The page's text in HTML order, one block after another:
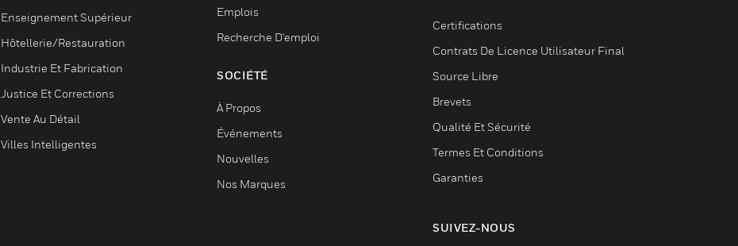
Enseignement Supérieur
Hôtellerie/Restauration
Industrie Et Fabrication
Justice Et Corrections
Vente Au Détail
Villes Intelligentes
Emplois
Recherche D'emploi
SOCIÉTÉ
À Propos
Événements
Nouvelles
Nos Marques
Certifications
Contrats De Licence Utilisateur Final
Source Libre
Brevets
Qualité Et Sécurité
Termes Et Conditions
Garanties
SUIVEZ-NOUS